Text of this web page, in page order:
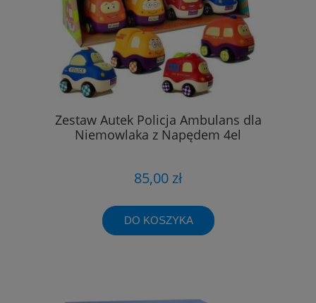
Zestaw Autek Policja Ambulans dla
Niemowlaka z Napędem 4el
85,00 zł
DO KOSZYKA